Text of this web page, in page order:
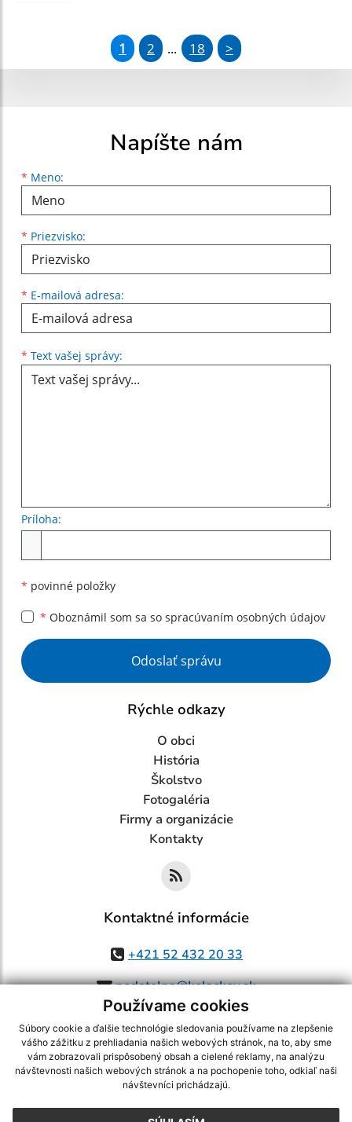
Používame cookies
Súbory cookie a ďalšie technológie sledovania používame na zlepšenie
vášho zážitku z prehliadania našich webových stránok, na to, aby sme
vám zobrazovali prispôsobený obsah a cielené reklamy, na analýzu
návštevnosti našich webových stránok a na pochopenie toho, odkiaľ naši
návštevníci prichádzajú.
1 2 ... 18 >
Napíšte nám
* Meno:
Meno
* Priezvisko:
Priezvisko
* E-mailová adresa:
E-mailová adresa
* Text vašej správy:
Príloha:
* povinné položky
* Oboznámil som sa so spracúvaním osobných údajov
Google reCaptcha Response
Odoslať správu
Rýchle odkazy
O obci
História
Školstvo
Fotogaléria
Firmy a organizácie
Kontakty
Kontaktné informácie
+421 52 432 20 33
podatelna@kolackov.sk
využite možnosť získavania aktuálnych informácií s využitím RSS
CMS systém (redakčný) systém ECHELON 2,Mapa stránok,web portál
webex.digital, s.r.o.,domény,registrácia domény